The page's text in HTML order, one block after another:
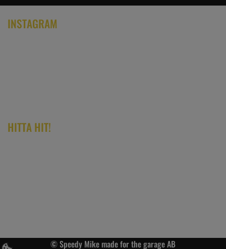
INSTAGRAM
HITTA HIT!
© Speedy Mike made for the garage AB